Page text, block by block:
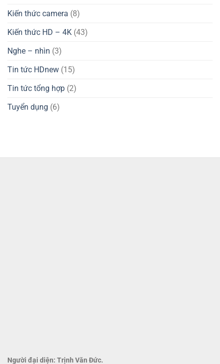
Kiến thức camera (8)
Kiến thức HD – 4K (43)
Nghe – nhìn (3)
Tin tức HDnew (15)
Tin tức tổng hợp (2)
Tuyển dụng (6)
Người đại diện: Trịnh Văn Đức.